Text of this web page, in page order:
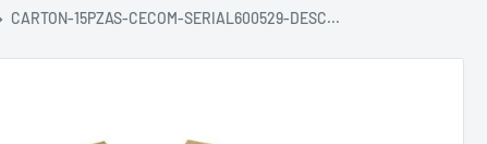
CARTON-15PZAS-CECOM-SERIAL600529-DESC...